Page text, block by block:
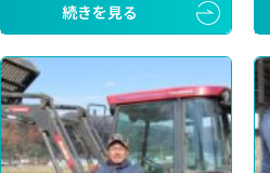
続きを見る